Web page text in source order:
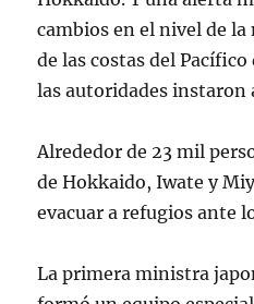
cambios en el nivel de
de las costas del
las autoridades instaron
Alrededor de 23 mil
de Hokkaido, Iwate y
evacuar a refugios ante
La primera ministra